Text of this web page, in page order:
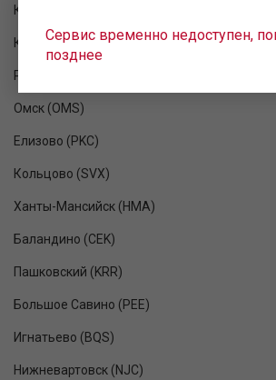
Кневичи (VVO)
Кемерово (KEJ)
Ржевка (RVH)
Омск (OMS)
Елизово (PKC)
Кольцово (SVX)
Ханты-Мансийск (HMA)
Баландино (CEK)
Пашковский (KRR)
Большое Савино (PEE)
Игнатьево (BQS)
Нижневартовск (NJC)
Сервис временно недоступен,
позднее